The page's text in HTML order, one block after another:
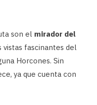
son el mirador del
vistas fascinantes del
Horcones. Sin
ya que cuenta con